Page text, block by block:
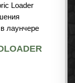
Loader
лаунчере